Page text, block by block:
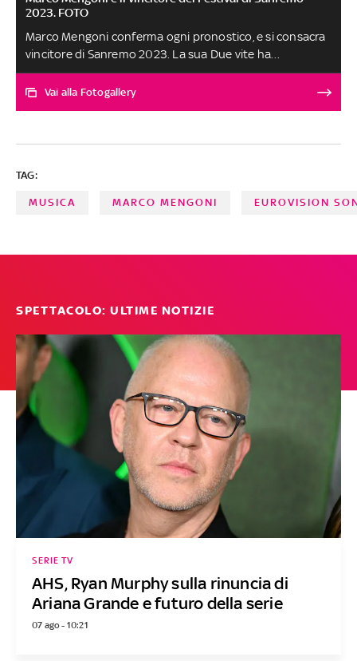
2023. FOTO
Marco Mengoni conferma ogni pronostico, e si consacra
vincitore di Sanremo 2023. La sua Due vite ha
conquistato tutti, sin dalla prima sera
Vai alla Fotogallery
TAG:
MUSICA MARCO MENGONI EUROVISION
SPETTACOLO: ULTIME NOTIZIE
AHS, Ryan Murphy sulla rinuncia di
Ariana Grande e futuro della serie
SERIE TV
07 ago - 10:21